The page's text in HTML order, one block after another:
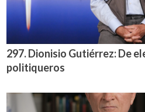
297. Dionisio Gutiérrez: De
politiqueros